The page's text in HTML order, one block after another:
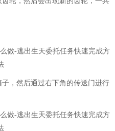
，然后通过右下角的传送门进行